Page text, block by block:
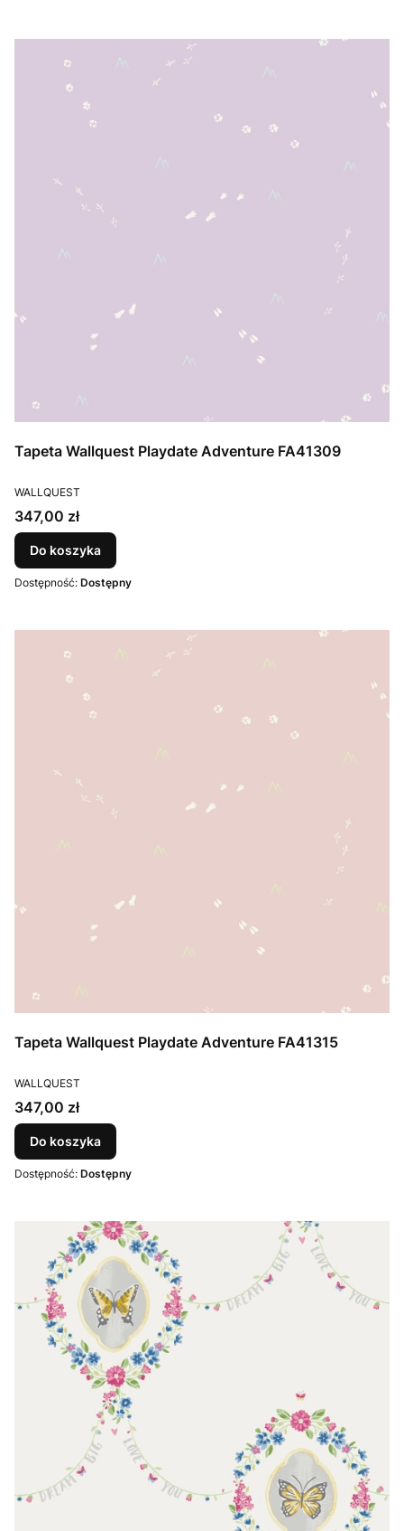
Tapeta Wallquest Playdate Adventure FA41309
PRODUCENT
WALLQUEST
Cena
347,00 zł
Do koszyka
Dostępność: Dostępny
Tapeta Wallquest Playdate Adventure FA41315
PRODUCENT
WALLQUEST
Cena
347,00 zł
Do koszyka
Dostępność: Dostępny